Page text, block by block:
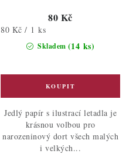
Skladem (14 ks)
80 Kč
Měrná
80 Kč / 1 ks
Jedlý papír s ilustrací letadla je
krásnou volbou pro
narozeninový dort všech malých
i velkých...